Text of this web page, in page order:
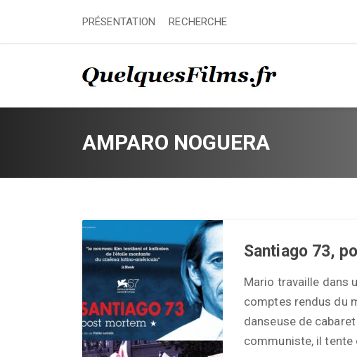
PRÉSENTATION RECHERCHE
AMPARO NOGUERA
Santiago 73,
Mario travaille dans
comptes rendus du
danseuse de
communiste, il tente